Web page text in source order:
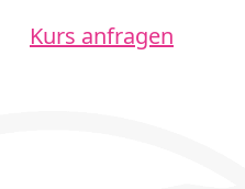
Kurs anfragen